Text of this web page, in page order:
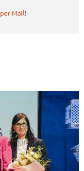
per Mail!